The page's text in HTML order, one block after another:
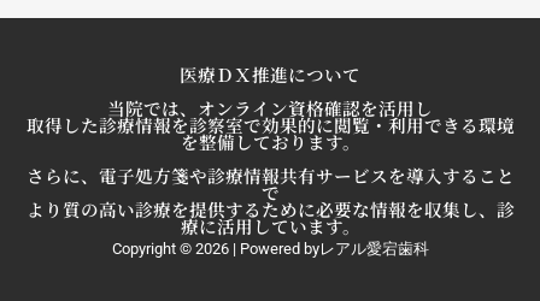
医療ＤＸ推進について
当院では、オンライン資格確認を活用し
取得した診療情報を診察室で効果的に閲覧・利用できる環境
を整備しております。
さらに、電子処方箋や診療情報共有サービスを導入すること
で
より質の高い診療を提供するために必要な情報を収集し、診
療に活用しています。
Copyright © 2026 | Powered byレアル愛宕歯科